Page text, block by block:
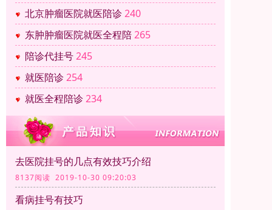
北京肿瘤医院就医陪诊240
东肿肿瘤医院就医全程陪265
陪诊代挂号245
就医陪诊254
就医全程陪诊234
去医院挂号的几点有效技巧介绍
8137阅读 2019-10-30 09:20:03
看病挂号有技巧